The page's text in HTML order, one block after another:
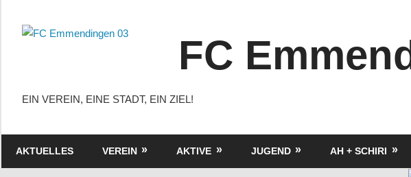
Inhalt
FC
EIN VEREIN, EINE STADT, EIN ZIEL!
AKTUELLES VEREIN AKTIVE JUGEND AH + SCHIRI